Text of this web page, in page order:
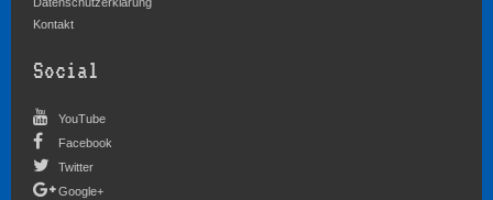
Kontakt
Social
YouTube
Facebook
Twitter
Google+